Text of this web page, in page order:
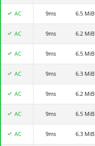
AC zhangjiahao1024
9ms 6.5 MiB
AC swz2022
9ms 6.2 MiB
AC 陈未一
9ms 6.5 MiB
AC 王嘉杨
9ms 6.3 MiB
AC dyz20120726
9ms 6.2 MiB
AC keyia
9ms 6.5 MiB
AC 刘宇恒
9ms 6.3 MiB